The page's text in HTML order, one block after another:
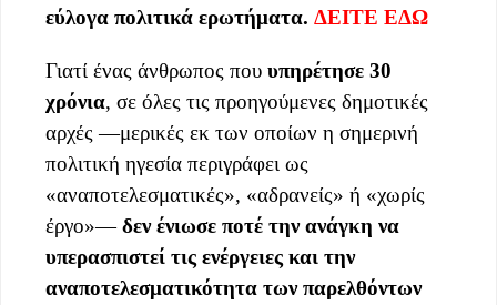
εύλογα πολιτικά ερωτήματα. ΔΕΙΤΕ ΕΔΩ
Γιατί ένας άνθρωπος που υπηρέτησε 30
χρόνια, σε όλες τις προηγούμενες δημοτικές
αρχές —μερικές εκ των οποίων η σημερινή
πολιτική ηγεσία περιγράφει ως
«αναποτελεσματικές», «αδρανείς» ή «χωρίς
έργο»—δεν ένιωσε ποτέ την ανάγκη να
υπερασπιστεί τις ενέργειες και την
αναποτελεσματικότητα των παρελθόντων